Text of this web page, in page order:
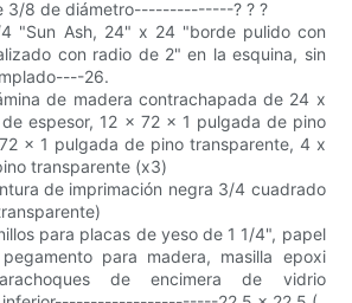
3/8 de diámetro--------------? ? ?
"Sun Ash, 24" x 24 "borde pulido con
con radio de 2" en la esquina, sin
26.
de madera contrachapada de 24 x
espesor, 12 x 72 x 1 pulgada de pino
x 1 pulgada de pino transparente, 4 x
transparente (x3)
de imprimación negra 3/4 cuadrado
para placas de yeso de 1 1/4", papel
para madera, masilla epoxi
de encimera de vidrio